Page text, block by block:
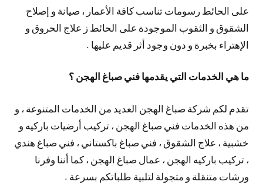
على الحائط رسومات تناسب كافة الأعمار ، صيانة و إصلاح
الشقوق و الثقوب الموجودة على الحائط ز علاج الحروق و
الإهتراء بخبرة و دون وجود أثر قديم عليها .
ما هي الخدمات التي يقدمها فني صباغ الهجن ؟
تقدم لكم شركة صباغ الهجن العديد من الخدمات المتنوعة ، و
من هذه الخدمات فني صباغ الهجن ، تركيب أرضيات باركيه و
خشبية ، علاج الشقوق ، فني صباغ باكستاني ، فني صباغ هندي
، تركيب باركيه الهجن ، عمال صباغ الهجن ، كما أننا وفرنا
ورشات متنقلة و متجولة لتلبية طلباتكم بسرعة .